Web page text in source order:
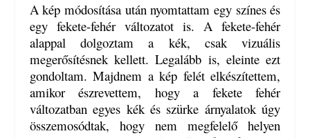
A kép módosítása után nyomtattam egy színes és
egy fekete-fehér változatot is. A fekete-fehér
alappal dolgoztam a kék, csak vizuális
megerősítésnek kellett. Legalább is, eleinte ezt
gondoltam. Majdnem a kép felét elkészítettem,
amikor észrevettem, hogy a fekete fehér
változatban egyes kék és szürke árnyalatok úgy
összemosódtak, hogy nem megfelelő helyen